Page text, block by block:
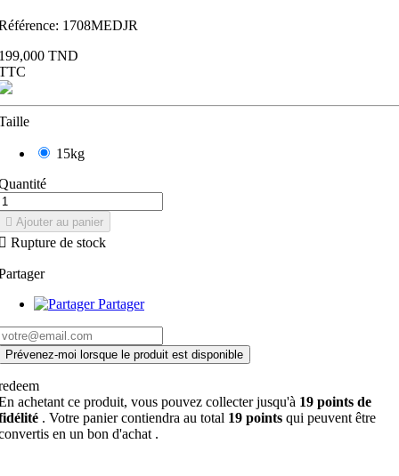
1708MEDJR
TND
15kg
 Ajouter au panier
Rupture de stock
Partager
Prévenez-moi lorsque le produit est disponible
achetant ce produit, vous pouvez collecter jusqu'à 19 points de
. Votre panier contiendra au total 19 points qui peuvent être
en un bon d'achat .